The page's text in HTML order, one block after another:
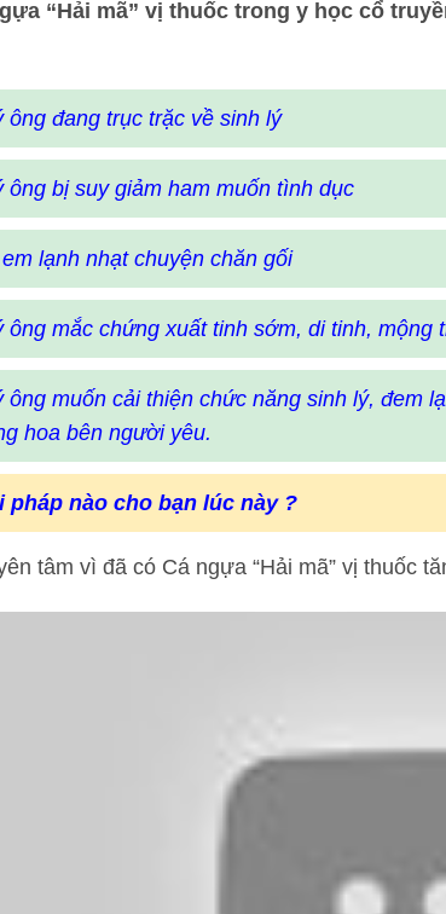
“Hải mã” vị thuốc trong y học cổ
ông đang trục trặc về sinh lý
ông bị suy giảm ham muốn tình dục
lạnh nhạt chuyện chăn gối
ông mắc chứng xuất tinh sớm, di tinh, mộng
ông muốn cải thiện chức năng sinh lý, đem
hoa bên người yêu.
pháp nào cho bạn lúc này ?
tâm vì đã có Cá ngựa “Hải mã” vị thuốc